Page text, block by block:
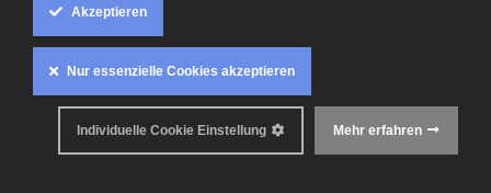
Bestseller
(kommt
Akzeptieren
Nur essenzielle Cookies akzeptieren
Mehr erfahren
Individuelle Cookie Einstellung